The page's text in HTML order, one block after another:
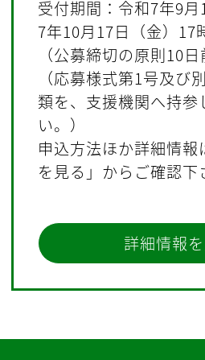
受付期間：令和7年9
7年10月17日（金）17
（公募締切の原則10
（応募様式第1号及び
類を、支援機関へ持参
い。）
申込方法ほか詳細情報
を見る」からご確認下
詳細情報